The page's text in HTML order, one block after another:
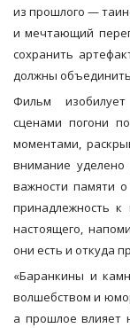
из прошлого —
и мечтающий
сохранить
должны
Фильм
сценами погони
моментами,
внимание уделено
важности памяти
принадлежность
настоящего,
они есть и откуда
«Баранкины и
волшебством и
а прошлое влияет